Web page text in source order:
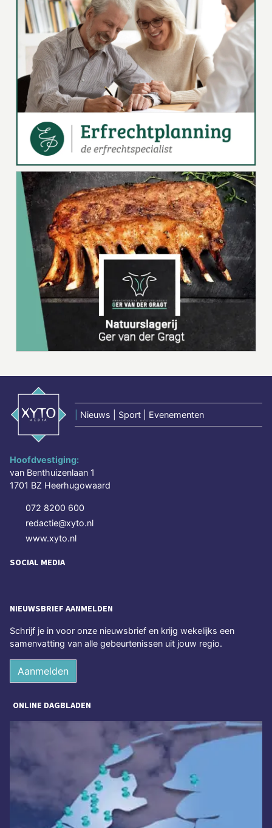
Nieuws | Sport | Evenementen
Hoofdvestiging:
van Benthuizenlaan 1
1701 BZ Heerhugowaard
072 8200 600
redactie@xyto.nl
www.xyto.nl
SOCIAL MEDIA
NIEUWSBRIEF AANMELDEN
Schrijf je in voor onze nieuwsbrief en krijg wekelijks een
samenvatting van alle gebeurtenissen uit jouw regio.
Aanmelden
ONLINE DAGBLADEN